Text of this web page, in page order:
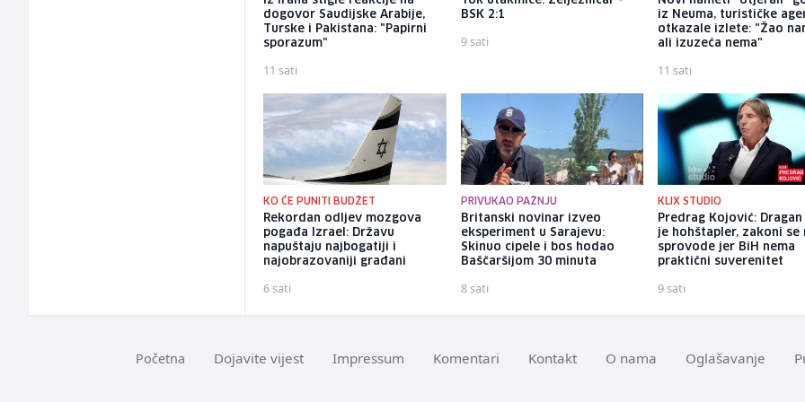
dogovor Saudijske Arabije,
Turske i Pakistana: "Papirni
sporazum"
11 sati
BSK 2:1
9 sati
iz Neuma, turističke
otkazale izlete: "Žao
ali izuzeća nema"
11 sati
KO ĆE PUNITI BUDŽET
Rekordan odljev mozgova
pogađa Izrael: Državu
napuštaju najbogatiji i
najobrazovaniji građani
6 sati
PRIVUKAO PAŽNJU
Britanski novinar izveo
eksperiment u Sarajevu:
Skinuo cipele i bos hodao
Baščaršijom 30 minuta
8 sati
KLIX STUDIO
Predrag Kojović: Dragan
je hohštapler, zakoni se
sprovode jer BiH nema
praktični suverenitet
9 sati
Početna Dojavite vijest Impressum Komentari Kontakt O nama Oglašavanje